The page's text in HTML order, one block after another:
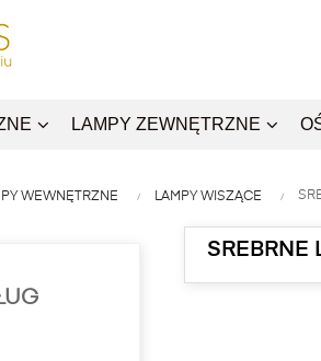
LAMPY ZEWNĘTRZNE
WEWNĘTRZNE LAMPY WISZĄCE
SREBRNE